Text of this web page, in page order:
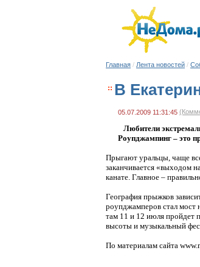
Главная / Лента новостей /
В
05.07.2009 11:31:45
Любители
Роупджампинг – это
Прыгают уральцы, чаще
заканчивается «выходом
канате. Главное –
География прыжков
роупджамперов стал мост
там 11 и 12 июля пройдет
высоты и музыкальный
По материалам сайта